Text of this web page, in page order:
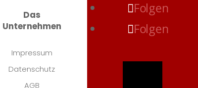
Das
Unternehmen
Impressum
Datenschutz
AGB
Folgen
Folgen